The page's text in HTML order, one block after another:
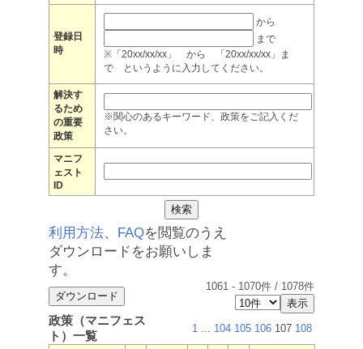
登録日
時
から
まで
※「20xx/xx/xx」 から 「20xx/xx/xx」ま
で というように入力してください。
解決す
るため
の重要
政策
※関心のあるキーワード、政策をご記入くだ
さい。
マニフ
ェスト
ID
利用方法、 FAQを閲覧のうえ
ダウンロードをお願いしま
す。
1061 - 1070件 / 1078件
政策（マニフェス
ト）一覧
1 ... 104 105 106 107 108